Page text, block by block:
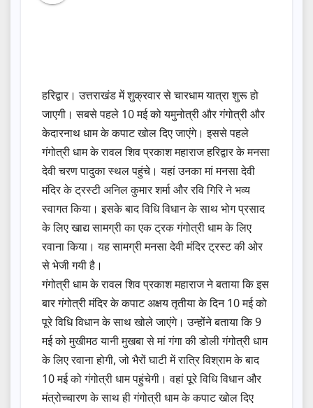
हरिद्वार। उत्तराखंड में शुक्रवार से चारधाम यात्रा शुरू हो
जाएगी। सबसे पहले 10 मई को यमुनोत्री और गंगोत्री और
केदारनाथ धाम के कपाट खोल दिए जाएंगे। इससे पहले
गंगोत्री धाम के रावल शिव प्रकाश महाराज हरिद्वार के मनसा
देवी चरण पादुका स्थल पहुंचे। यहां उनका मां मनसा देवी
मंदिर के ट्रस्टी अनिल कुमार शर्मा और रवि गिरि ने भव्य
स्वागत किया। इसके बाद विधि विधान के साथ भोग प्रसाद
के लिए खाद्य सामग्री का एक ट्रक गंगोत्री धाम के लिए
रवाना किया। यह सामग्री मनसा देवी मंदिर ट्रस्ट की ओर
से भेजी गयी है।
गंगोत्री धाम के रावल शिव प्रकाश महाराज ने बताया कि इस
बार गंगोत्री मंदिर के कपाट अक्षय तृतीया के दिन 10 मई को
पूरे विधि विधान के साथ खोले जाएंगे। उन्होंने बताया कि 9
मई को मुखीमठ यानी मुखबा से मां गंगा की डोली गंगोत्री धाम
के लिए रवाना होगी, जो भैरों घाटी में रात्रि विश्राम के बाद
10 मई को गंगोत्री धाम पहुंचेगी। वहां पूरे विधि विधान और
मंत्रोच्चारण के साथ ही गंगोत्री धाम के कपाट खोल दिए